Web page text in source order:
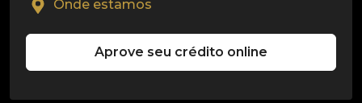
Onde estamos
Aprove seu crédito online